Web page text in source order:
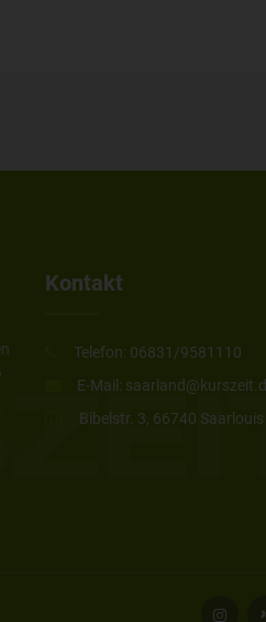
Kontakt
Telefon: 06831/9581110
E-Mail:
Bibelstr. 3, 66740 Saarlouis